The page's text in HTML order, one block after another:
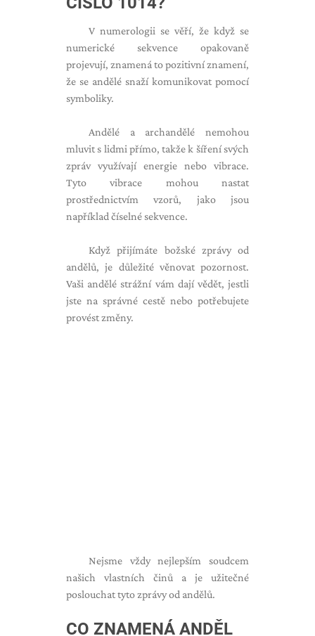
V numerologii se věří, že když se
numerické sekvence opakovaně
projevují, znamená to pozitivní znamení,
že se andělé snaží komunikovat pomocí
symboliky.
Andělé a archandělé nemohou
mluvit s lidmi přímo, takže k šíření svých
zpráv využívají energie nebo vibrace.
Tyto vibrace mohou nastat
prostřednictvím vzorů, jako jsou
například číselné sekvence.
Když přijímáte božské zprávy od
andělů, je důležité věnovat pozornost.
Vaši andělé strážní vám dají vědět, jestli
jste na správné cestě nebo potřebujete
provést změny.
Nejsme vždy nejlepším soudcem
našich vlastních činů a je užitečné
poslouchat tyto zprávy od andělů.
CO ZNAMENÁ ANDĚL